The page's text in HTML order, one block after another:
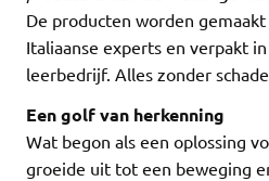
De producten worden
Italiaanse experts en verpakt
leerbedrijf. Alles zonder
Een golf van herkenning
Wat begon als een oplossing
groeide uit tot een beweging